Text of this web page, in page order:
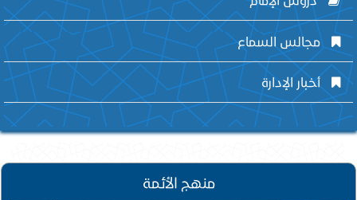
مجالس السماع
أخبار الإدارة
منهج الأئمة